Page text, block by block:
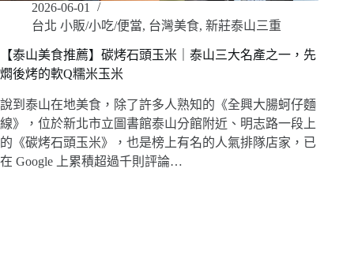
2026-06-01
台北 小販/小吃/便當, 台灣美食, 新莊泰山三重
【泰山美食推薦】碳烤石頭玉米｜泰山三大名產之一，先
燜後烤的軟Q糯米玉米
說到泰山在地美食，除了許多人熟知的《全興大腸蚵仔麵
線》，位於新北市立圖書館泰山分館附近、明志路一段上
的《碳烤石頭玉米》，也是榜上有名的人氣排隊店家，已
在 Google 上累積超過千則評論…